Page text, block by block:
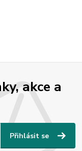
akce a
Přihlásit se